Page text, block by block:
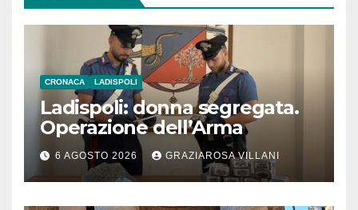
CRONACA LADISPOLI
Ladispoli: donna segregata.
Operazione dell’Arma
6 AGOSTO 2026 GRAZIAROSA VILLANI